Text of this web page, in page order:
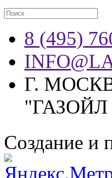
8 (495)
Г.
Создание и